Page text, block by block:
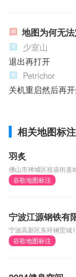
地图为何无
少室山
退出再打开
Petrichor
关机重启然后再
相关地图标注
羽炙
佛山市禅城区祖庙街道
谷歌地图标注
宁波江源钢铁有
宁波高新区东环钢贸城
谷歌地图标注